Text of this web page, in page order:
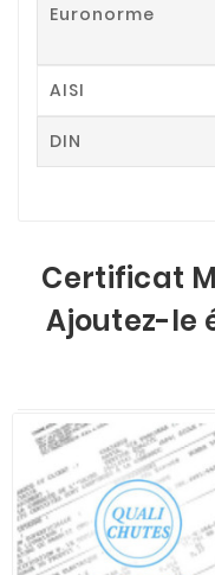
Euronorme
AISI
DIN
Certificat
Ajoutez-le